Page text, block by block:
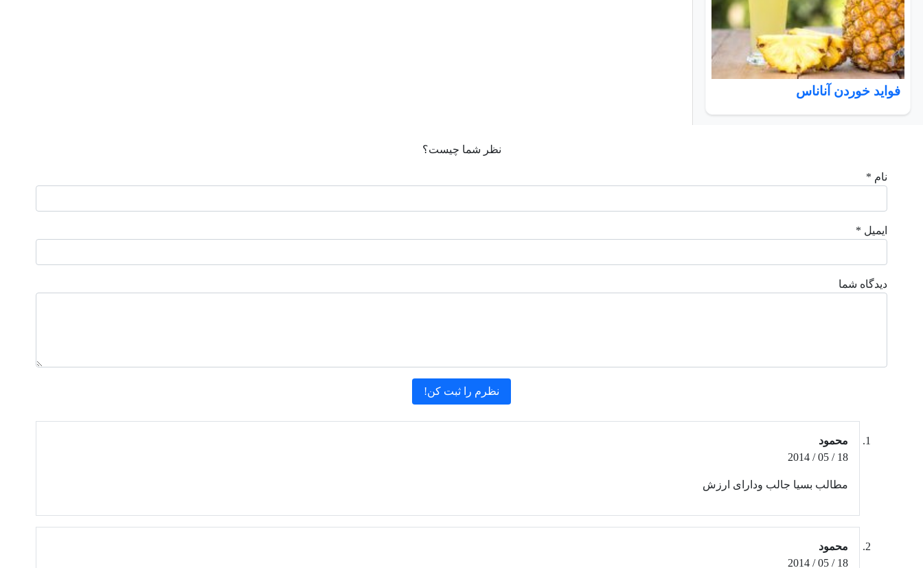
فواید خوردن آناناس
نظر شما چیست؟
نام *
ایمیل *
دیدگاه شما
محمود
18 / 05 / 2014
مطالب بسیا جالب ودارای ارزش
محمود
18 / 05 / 2014